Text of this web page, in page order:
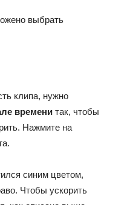
выбрать
клипа, нужно
времени так, чтобы
Нажмите на
синим цветом,
Чтобы ускорить